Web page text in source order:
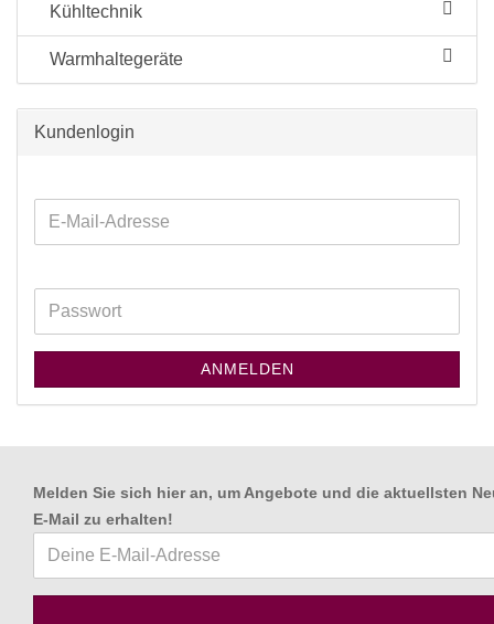
Kühltechnik
Warmhaltegeräte
Kundenlogin
ANMELDEN
Melden Sie sich hier an, um Angebote und die aktuellsten
E-Mail zu erhalten!